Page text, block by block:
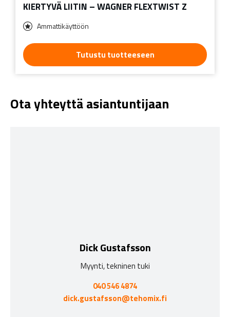
KIERTYVÄ LIITIN – WAGNER FLEXTWIST Z
Ammattikäyttöön
Tutustu tuotteeseen
Ota yhteyttä asiantuntijaan
Dick Gustafsson
Myynti, tekninen tuki
040 546 4874
dick.gustafsson@tehomix.fi